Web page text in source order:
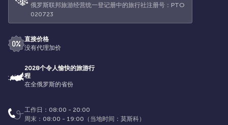
俄罗斯联邦旅游经营统一登记册中的旅行社注册号：РТО
020723
直接价格
没有代理加价
2028个令人愉快的旅游行
程
在全俄罗斯的省份
工作日：08:00 - 20:00
周末：08:00 - 19:00（当地时间：莫斯科）